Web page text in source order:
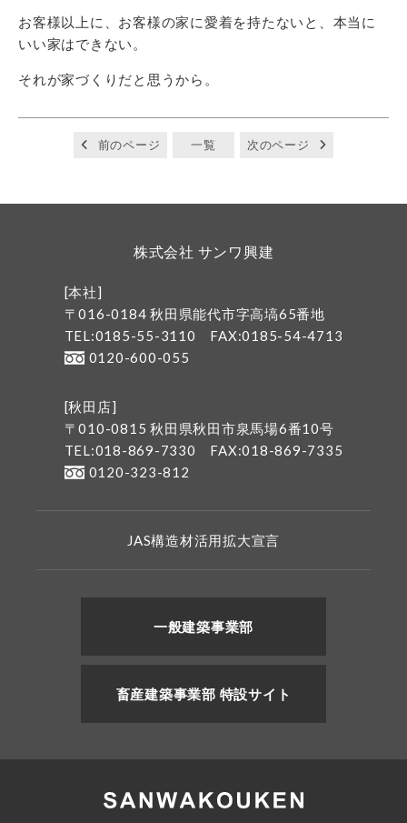
お客様以上に、お客様の家に愛着を持たないと、本当に
いい家はできない。
それが家づくりだと思うから。
前のページ 一覧 次のページ
株式会社 サンワ興建
[本社]
〒016-0184 秋田県能代市字高塙65番地
TEL:0185-55-3110
FAX:0185-54-4713
0120-600-055
[秋田店]
〒010-0815 秋田県秋田市泉馬場6番10号
TEL:018-869-7330
FAX:018-869-7335
0120-323-812
JAS構造材活用拡大宣言
一般建築事業部
畜産建築事業部 特設サイト